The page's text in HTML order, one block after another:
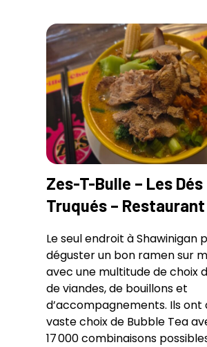
Zes-T-Bulle – Les Dés
Truqués – Restaurant
Le seul endroit à Shawinigan
déguster un bon ramen sur
avec une multitude de choix
de viandes, de bouillons et
d’accompagnements. Ils ont
vaste choix de Bubble Tea
17 000 combinaisons